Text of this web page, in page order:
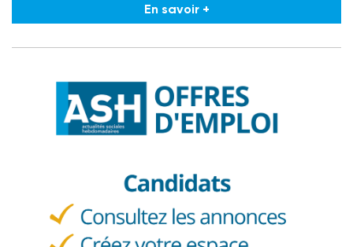
En savoir +